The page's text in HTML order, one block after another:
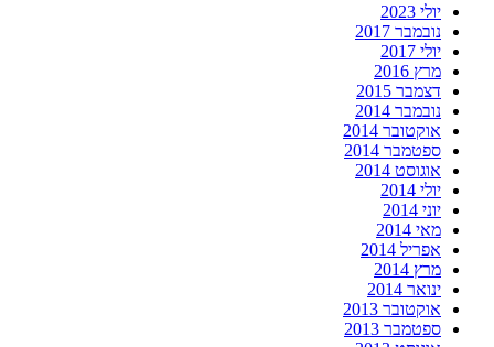
יולי 2023
נובמבר 2017
יולי 2017
מרץ 2016
דצמבר 2015
נובמבר 2014
אוקטובר 2014
ספטמבר 2014
אוגוסט 2014
יולי 2014
יוני 2014
מאי 2014
אפריל 2014
מרץ 2014
ינואר 2014
אוקטובר 2013
ספטמבר 2013